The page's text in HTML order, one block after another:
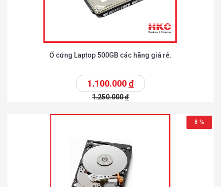
Ổ cứng Laptop 500GB các hãng giá rẻ.
1.100.000đ
1.250.000đ
8 %